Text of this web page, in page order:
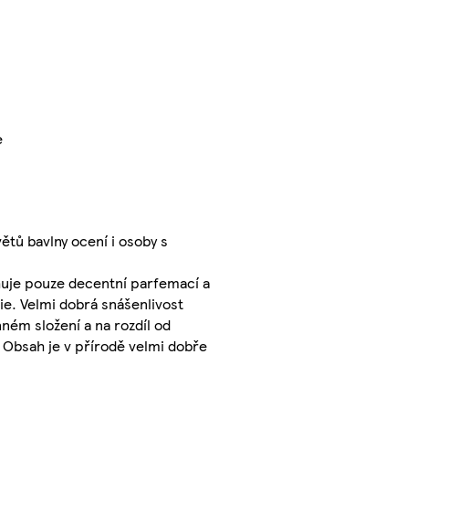
bavlny ocení i osoby s
pouze decentní parfemací a
Velmi dobrá snášenlivost
složení a na rozdíl od
je v přírodě velmi dobře